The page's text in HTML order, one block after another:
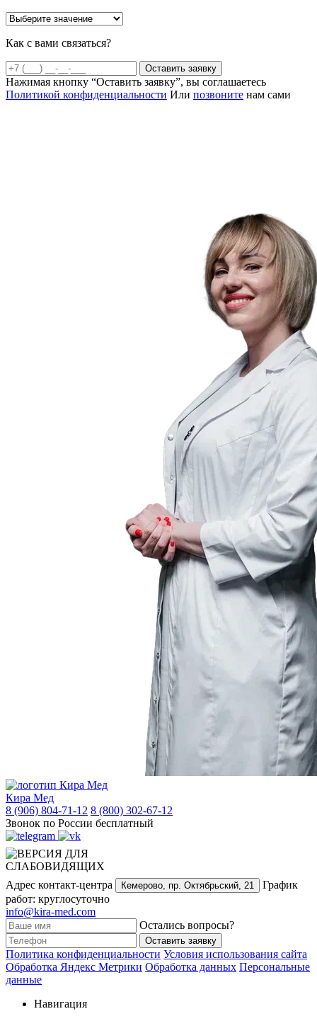
Как с вами связаться?
Оставить заявку
Нажимая кнопку “Оставить заявку”, вы соглашаетесь
Политикой конфиденциальности Или позвоните нам сами
Кира Мед
8 (906) 804-71-12 8 (800) 302-67-12
Звонок по России бесплатный
Адрес контакт-центра Кемерово, пр. Октябрьский, 21
График
работ: круглосуточно
info@kira-med.com
Остались вопросы?
Оставить заявку
Политика конфиденциальности Условия использования сайта
Обработка Яндекс Метрики Обработка данных Персональные
данные
Навигация